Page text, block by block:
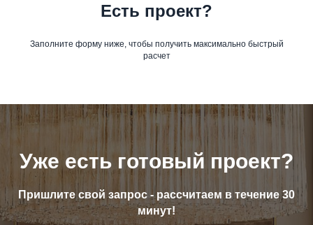
Есть проект?
Заполните форму ниже, чтобы получить максимально быстрый
расчет
Уже есть готовый проект?
Пришлите свой запрос - рассчитаем в течение 30
минут!